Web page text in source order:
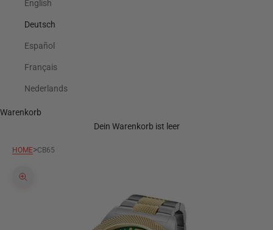
English
Deutsch
Español
Français
Nederlands
Warenkorb
Dein Warenkorb ist leer
HOME>CB65
Bild vergrößern